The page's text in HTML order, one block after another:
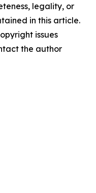
legality, or
in this article.
issues
the author